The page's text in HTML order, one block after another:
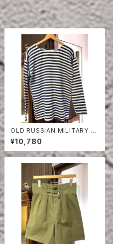
OLD RUSSIAN MILITARY B
ORDER CUT-SEW
¥10,780